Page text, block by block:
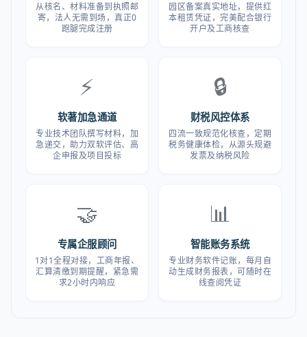
从核名、材料准备到执照邮
寄，法人无需到场，真正0
跑腿完成注册
园区备案真实地址，提供红
本租赁凭证，完美配合银行
开户及工商核查
⚡
软著加急通道
专业技术团队撰写材料，加
急递交，助力双软评估、高
企申报及项目投标
🔒
财税风控体系
四流一致规范化核查，定期
税务健康体检，从源头规避
发票及纳税风险
🤝
专属企服顾问
1对1全程对接，工商年报、
汇算清缴到期提醒，紧急需
求2小时内响应
📊
智能账务系统
专业财务软件记账，每月自
动生成财务报表，可随时在
线查阅凭证